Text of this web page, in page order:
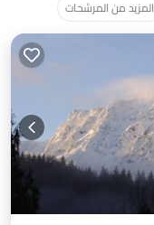
المزيد من المرشحات